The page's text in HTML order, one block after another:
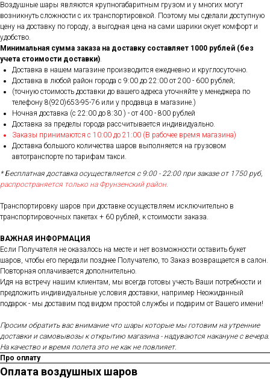
Воздушные шары являются крупногабаритным грузом и у многих могут
возникнуть сложности с их транспортировкой. Поэтому мы сделали доступную
цену на доставку по городу, а выгодная цена на сами шарики окует комфорт и
удобство.
Минимальная сумма заказа на доставку составляет 1000 рублей (без
учета стоимости доставки).
Доставка в нашем магазине производится ежедневно и круглосуточно.
Доставка в любой район города c 9:00 до 22:00 от 200 - 600 рублей;
(точную стоимость доставки до вашего адреса уточняйте у менеджера по
телефону 8(920)653-95-76 или у продавца в магазине.)
Ночная доставка (с 22:00 до 8:30 ) - от 400 - 800 рублей
Доставка за пределы города рассчитывается индивидуально.
Заказы принимаются с 10:00 до 21:00 (В рабочее время магазина)
Доставка большого количества шаров выполняется на грузовом
автотранспорте по тарифам такси.
* Бесплатная доставка осуществляется с 9:00 - 22:00 при заказе от 1750 руб,
распространяется только на Фрунзенский район.
Транспортировку шаров при доставке осуществляем исключительно в
транспортировочных пакетах + 60 рублей, к стоимости заказа.
ВАЖНАЯ ИНФОРМАЦИЯ
Если Получателя не оказалось на месте и нет возможности оставить букет
шаров, чтобы его передали позднее Получателю, то Заказ возвращается в салон.
Повторная оплачивается дополнительно.
Идя на встречу нашим клиентам, мы всегда готовы учесть Ваши потребности и
предложить индивидуальные условия доставки, например Неожиданный
подарок - мы доставим под видом простой службы и подарим от Вашего имени!
Просим обратить вас внимание что шары которые мы готовим на утренние
доставки и самовывозы к открытию магазина - надуваются накануне с вечера.
На качество и время полета это не как не повлияет.
Про оплату
Оплата воздушных шаров